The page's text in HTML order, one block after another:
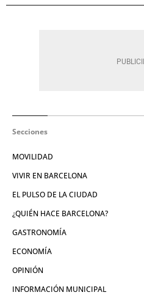
Secciones
MOVILIDAD
VIVIR EN BARCELONA
EL PULSO DE LA CIUDAD
¿QUIÉN HACE BARCELONA?
GASTRONOMÍA
ECONOMÍA
OPINIÓN
INFORMACIÓN MUNICIPAL